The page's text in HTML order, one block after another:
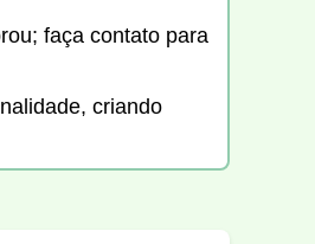
faça contato para
criando